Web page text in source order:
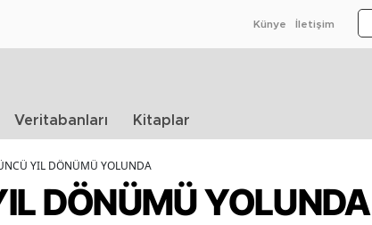
Künye İletişim
Veritabanları Kitaplar
YIL DÖNÜMÜ YOLUNDA
DÖNÜMÜ YOLUNDA